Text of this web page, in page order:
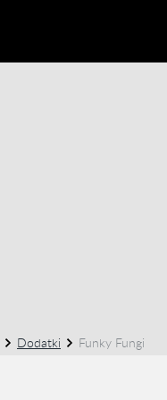
Dodatki Funky Fungi